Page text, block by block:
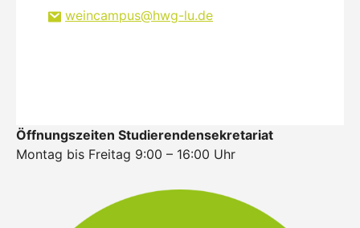
weincampus
hwg-lu de
Öffnungszeiten Studierendensekretariat
Montag bis Freitag 9:00 – 16:00 Uhr